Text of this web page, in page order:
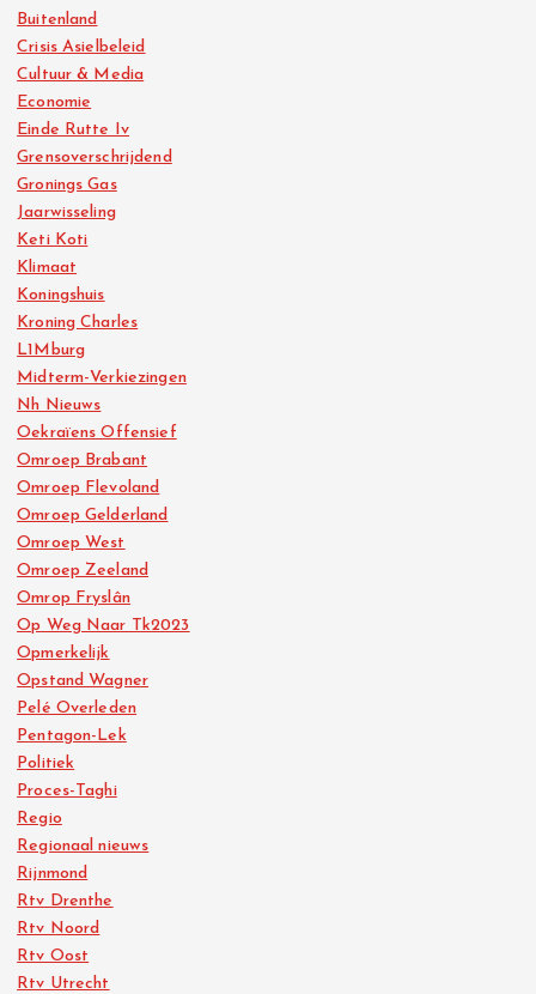
Buitenland
Crisis Asielbeleid
Cultuur & Media
Economie
Einde Rutte Iv
Grensoverschrijdend
Gronings Gas
Jaarwisseling
Keti Koti
Klimaat
Koningshuis
Kroning Charles
L1Mburg
Midterm-Verkiezingen
Nh Nieuws
Oekraïens Offensief
Omroep Brabant
Omroep Flevoland
Omroep Gelderland
Omroep West
Omroep Zeeland
Omrop Fryslân
Op Weg Naar Tk2023
Opmerkelijk
Opstand Wagner
Pelé Overleden
Pentagon-Lek
Politiek
Proces-Taghi
Regio
Regionaal nieuws
Rijnmond
Rtv Drenthe
Rtv Noord
Rtv Oost
Rtv Utrecht